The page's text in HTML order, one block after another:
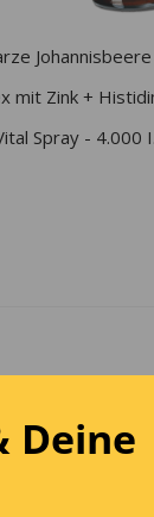
mit Zink +
Spray - 4.000
Deine